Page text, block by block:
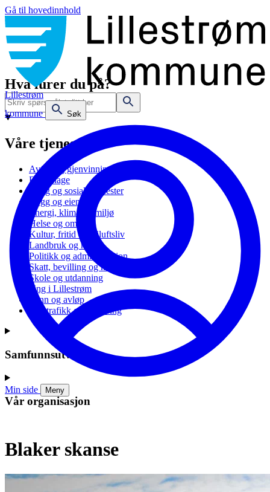
Gå til hovedinnhold
Lillestrøm
kommune
Søk
Min side Meny
Hva lurer du på?
Våre tjenester
Avfall og gjenvinning
Barnehage
Bolig og sosiale tjenester
Bygg og eiendom
Energi, klima og miljø
Helse og omsorg
Kultur, fritid og friluftsliv
Landbruk og natur
Politikk og administrasjon
Skatt, bevilling og næring
Skole og utdanning
Ung i Lillestrøm
Vann og avløp
Vei, trafikk og parkering
Samfunnsutvikling
Vår organisasjon
Blaker skanse